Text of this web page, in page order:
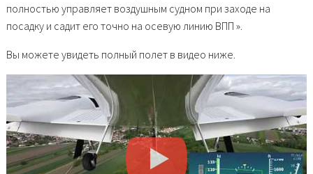
полностью управляет воздушным судном при заходе на
посадку и садит его точно на осевую линию ВПП ».
Вы можете увидеть полный полет в видео ниже.